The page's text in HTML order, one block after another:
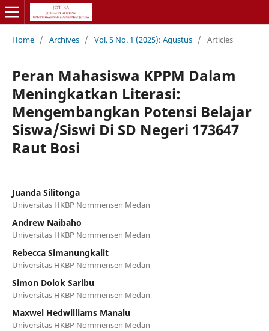
Home / Archives / Vol. 5 No. 1 (2025): Agustus / Articles
Peran Mahasiswa KPPM Dalam
Meningkatkan Literasi:
Mengembangkan Potensi Belajar
Siswa/Siswi Di SD Negeri 173647
Raut Bosi
Juanda Silitonga
Universitas HKBP Nommensen Medan
Andrew Naibaho
Universitas HKBP Nommensen Medan
Rebecca Simanungkalit
Universitas HKBP Nommensen Medan
Simon Dolok Saribu
Universitas HKBP Nommensen Medan
Maxwel Hedwilliams Manalu
Universitas HKBP Nommensen Medan